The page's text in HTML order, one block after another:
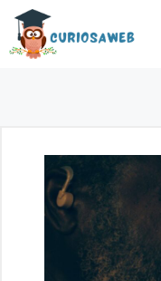
Saltar
contenido